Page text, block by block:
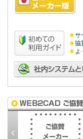
■ サ
■ 協
■ よ
‹